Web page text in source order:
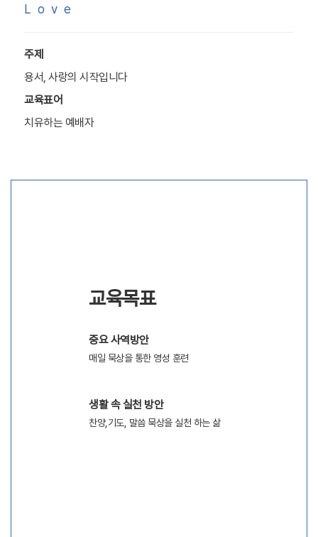
Love
주제
용서, 사랑의 시작입니다
교육표어
치유하는 예배자
교육목표
중요 사역방안
매일 묵상을 통한 영성 훈련
생활 속 실천 방안
찬양,기도, 말씀 묵상을 실천 하는 삶